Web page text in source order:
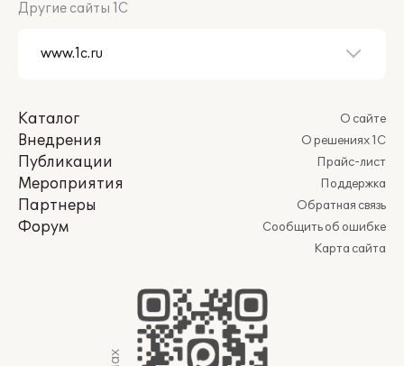
Другие сайты 1С
Каталог
Внедрения
Публикации
Мероприятия
Партнеры
Форум
О сайте
О решениях 1С
Прайс-лист
Поддержка
Обратная связь
Сообщить об ошибке
Карта сайта